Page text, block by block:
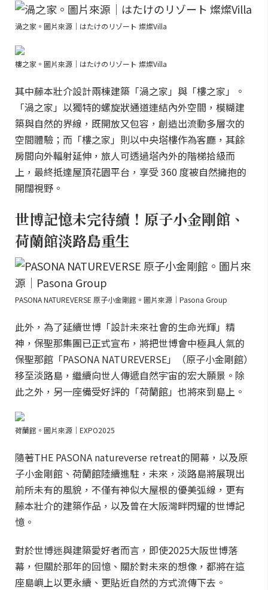
渦之家。圖片來源｜はたけのリゾート 燦燦Villa
樓之家。圖片來源｜はたけのリゾート 燦燦Villa
其中藤本壯介設計兩棟建築「渦之家」與「樓之家」。
「渦之家」以獨特的螺旋狀通道連結內外空間，模糊建
築與自然的界線，既開放又包容，創造出流動多層次的
空間體驗；而「樓之家」則以中央塔樓作為客廳，其餘
房間向外輻射延伸，旅人可透過塔內外的階梯拾級而
上，最終抵達屋頂花園平台，享受 360 度被自然擁抱的
開闊視野。
世博記憶未完待續！原子小金剛館、
荷蘭館淡路島重生
PASONA NATUREVERSE 原子小金剛館。圖片來源｜Pasona Group
此外，為了延續世博「設計未來社會的生命光輝」精
神，保聖那集團已正式宣布，將把世博會中極具人氣的
保聖那館「PASONA NATUREVERSE」（原子小金剛館）
移至淡路島，繼續向世人傳遞自然宇宙的宏大願景。除
此之外，另一座備受好評的「荷蘭館」也將來到島上。
荷蘭館。圖片來源｜EXPO2025
隨著THE PASONA natureverse retreat的開幕，以及原
子小金剛館、荷蘭館陸續進駐，未來，淡路島將展現出
前所未有的風貌，不僅有神似大屋根的優美弧線，更有
藤本壯介的建築作品，以及曾在大阪灣畔閃耀的世博記
憶。
對於世博迷與建築愛好者而言，即使2025大阪世博落
幕，但關於那年的回憶、關於對未來的想像，都將在這
座島嶼上以更永續、更貼近自然的方式流傳下去。